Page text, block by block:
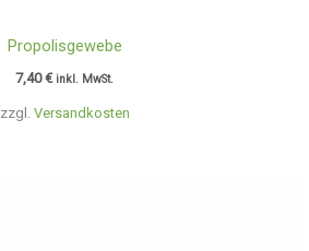
zzgl. Versandkosten
Propolisgewebe
7,40€ inkl. MwSt.